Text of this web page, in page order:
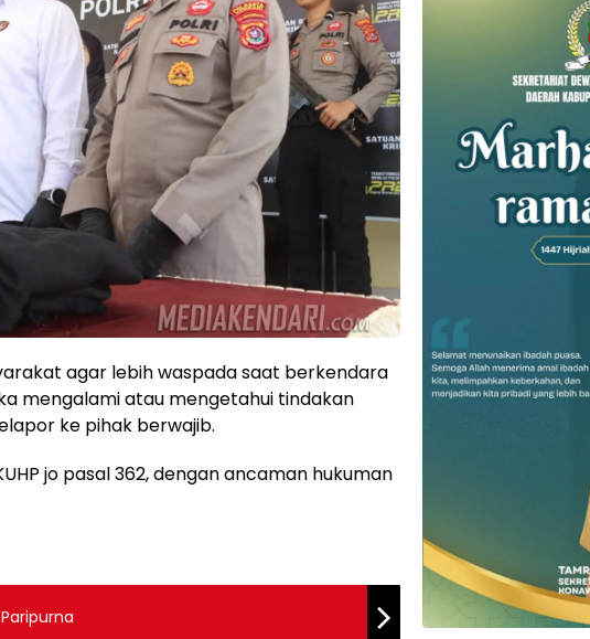
agar lebih waspada saat berkendara
mengalami atau mengetahui tindakan
ke pihak berwajib.
jo pasal 362, dengan ancaman hukuman